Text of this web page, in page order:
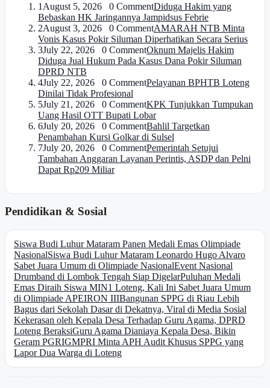
1 August 5, 2026 0 CommentDiduga Hakim yang
Bebaskan HK Jaringannya Jampidsus Febrie
2August 3, 2026 0 CommentAMARAH NTB Minta
Vonis Kasus Pokir Siluman Diperhatikan Secara Serius
3July 22, 2026 0 CommentOknum Majelis Hakim
Diduga Jual Hukum Pada Kasus Dana Pokir Siluman
DPRD NTB
4July 22, 2026 0 CommentPelayanan BPHTB Loteng
Dinilai Tidak Profesional
5July 21, 2026 0 CommentKPK Tunjukkan Tumpukan
Uang Hasil OTT Bupati Lobar
6July 20, 2026 0 CommentBahlil Targetkan
Penambahan Kursi Golkar di Sulsel
7July 20, 2026 0 CommentPemerintah Setujui
Tambahan Anggaran Layanan Perintis, ASDP dan Pelni
Dapat Rp209 Miliar
Pendidikan & Sosial
Siswa Budi Luhur Mataram Panen Medali Emas Olimpiade
NasionalSiswa Budi Luhur Mataram Leonardo Hugo Alvaro
Sabet Juara Umum di Olimpiade NasionalEvent Nasional
Drumband di Lombok Tengah Siap DigelarPuluhan Medali
Emas Diraih Siswa MIN1 Loteng, Kali Ini Sabet Juara Umum
di Olimpiade APEIRON IIIBangunan SPPG di Riau Lebih
Bagus dari Sekolah Dasar di Dekatnya, Viral di Media Sosial
Kekerasan oleh Kepala Desa Terhadap Guru Agama, DPRD
Loteng BeraksiGuru Agama Dianiaya Kepala Desa, Bikin
Geram PGRIGMPRI Minta APH Audit Khusus SPPG yang
Lapor Dua Warga di Loteng